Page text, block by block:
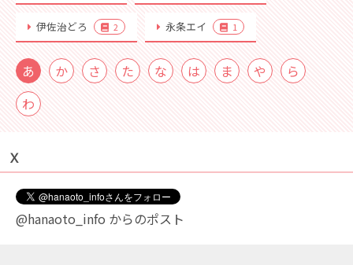
伊佐治どろ 2 永条エイ 1
あ か さ た な は ま や
ら
わ
Ｘ
@hanaoto_info からのポスト